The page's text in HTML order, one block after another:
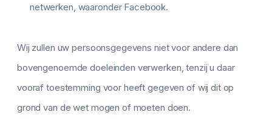
netwerken, waaronder Facebook.
Wij zullen uw persoonsgegevens niet voor andere dan
bovengenoemde doeleinden verwerken, tenzij u daar
vooraf toestemming voor heeft gegeven of wij dit op
grond van de wet mogen of moeten doen.